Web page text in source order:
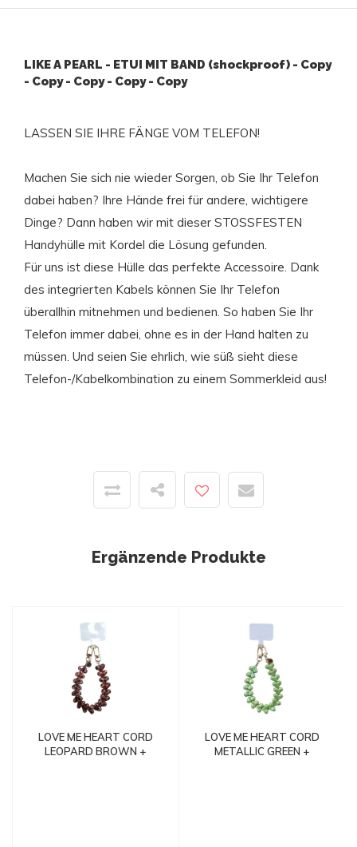
LIKE A PEARL - ETUI MIT BAND (shockproof) - Copy
- Copy - Copy - Copy - Copy
LASSEN SIE IHRE FÄNGE VOM TELEFON!
Machen Sie sich nie wieder Sorgen, ob Sie Ihr Telefon
dabei haben? Ihre Hände frei für andere, wichtigere
Dinge? Dann haben wir mit dieser STOSSFESTEN
Handyhülle mit Kordel die Lösung gefunden.
Für uns ist diese Hülle das perfekte Accessoire. Dank
des integrierten Kabels können Sie Ihr Telefon
überallhin mitnehmen und bedienen. So haben Sie Ihr
Telefon immer dabei, ohne es in der Hand halten zu
müssen. Und seien Sie ehrlich, wie süß sieht diese
Telefon-/Kabelkombination zu einem Sommerkleid aus!
Ergänzende Produkte
LOVE ME HEART CORD
LEOPARD BROWN +
LOVE ME HEART CORD
METALLIC GREEN +